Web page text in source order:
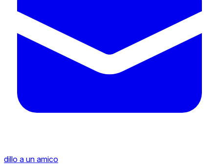
dillo a un amico